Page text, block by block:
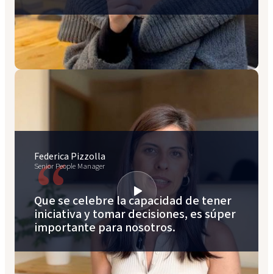
Federica Pizzolla
Senior People Manager
“
Que se celebre la capacidad de tener
iniciativa y tomar decisiones, es súper
importante para nosotros.